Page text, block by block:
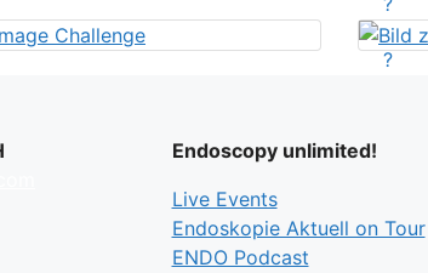
?
Endoscopy unlimited!
Live Events
Endoskopie Aktuell on Tour
ENDO Podcast